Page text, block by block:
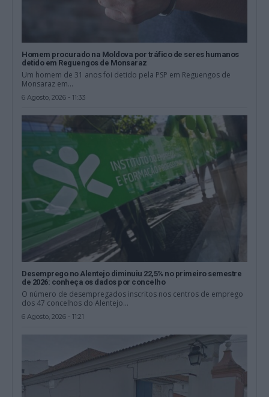
Homem procurado na Moldova por tráfico de seres humanos
detido em Reguengos de Monsaraz
Um homem de 31 anos foi detido pela PSP em Reguengos de
Monsaraz em...
6 Agosto, 2026 - 11:33
Desemprego no Alentejo diminuiu 22,5% no primeiro semestre
de 2026: conheça os dados por concelho
O número de desempregados inscritos nos centros de emprego
dos 47 concelhos do Alentejo...
6 Agosto, 2026 - 11:21